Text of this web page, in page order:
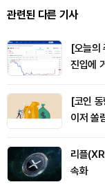
관련된 다른 기사
[오늘의
진입에
[코인 동
이저 쏠
리플
속화